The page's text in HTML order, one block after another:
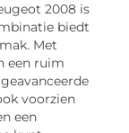
2008 is
biedt
Met
een ruim
voorzien
een